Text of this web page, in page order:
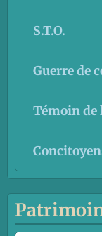
S.T.O.
Guerre de
Témoin de